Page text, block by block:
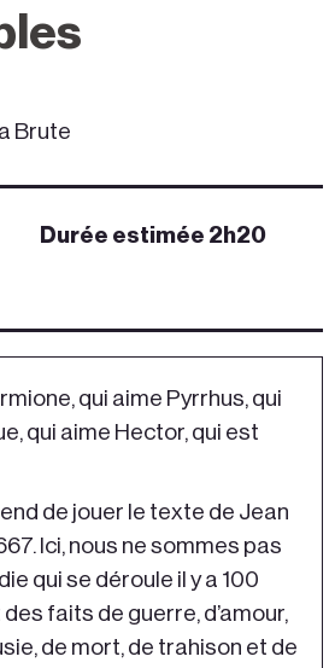
Brute
Durée estimée 2h20
qui aime Pyrrhus, qui
qui aime Hector, qui est
de jouer le texte de Jean
Ici, nous ne sommes pas
qui se déroule il y a 100
faits de guerre, d’amour,
de mort, de trahison et de